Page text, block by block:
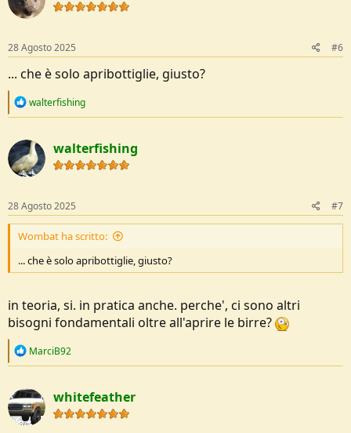
28 Agosto 2025 #6
... che è solo apribottiglie, giusto?
R
c
t
i
o
s
:
walterfishing
walterfishing
28 Agosto 2025 #7
Wombat ha scritto:
... che è solo apribottiglie, giusto?
in teoria, si. in pratica anche. perche', ci sono altri
bisogni fondamentali oltre all'aprire le birre?
R
c
t
i
o
MarciB92
whitefeather